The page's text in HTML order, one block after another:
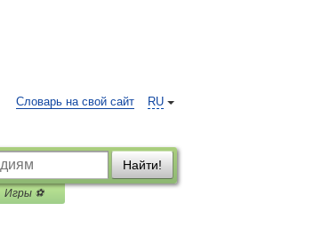
RU
Словарь на свой сайт
Найти!
Игры ⚽